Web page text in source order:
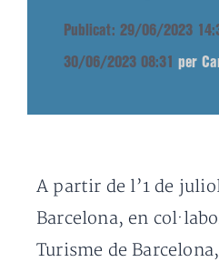
Publicat: 29/06/2023
30/06/2023 08:31 per
A partir de l’1 de
Barcelona, en
Turisme de